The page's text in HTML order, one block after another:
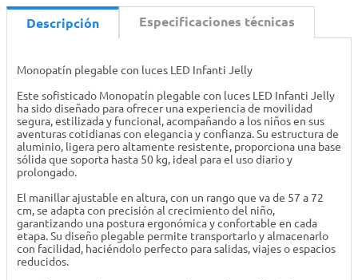
Descripción Especificaciones técnicas
Monopatín plegable con luces LED Infanti Jelly
Este sofisticado Monopatín plegable con luces LED Infanti Jelly
ha sido diseñado para ofrecer una experiencia de movilidad
segura, estilizada y funcional, acompañando a los niños en sus
aventuras cotidianas con elegancia y confianza. Su estructura de
aluminio, ligera pero altamente resistente, proporciona una base
sólida que soporta hasta 50 kg, ideal para el uso diario y
prolongado.
El manillar ajustable en altura, con un rango que va de 57 a 72
cm, se adapta con precisión al crecimiento del niño,
garantizando una postura ergonómica y confortable en cada
etapa. Su diseño plegable permite transportarlo y almacenarlo
con facilidad, haciéndolo perfecto para salidas, viajes o espacios
reducidos.